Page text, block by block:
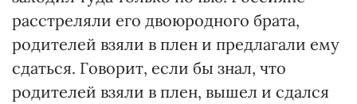
расстреляли его двоюродного брата,
родителей взяли в плен и предлагали ему
сдаться. Говорит, если бы знал, что
родителей взяли в плен, вышел и сдался